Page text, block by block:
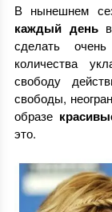
В нынешнем
каждый деньв
сделать
количества
свободу
свободы,
образе
это.